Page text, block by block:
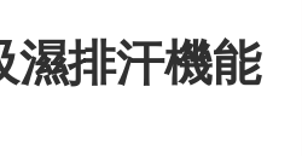
濕排汗機能